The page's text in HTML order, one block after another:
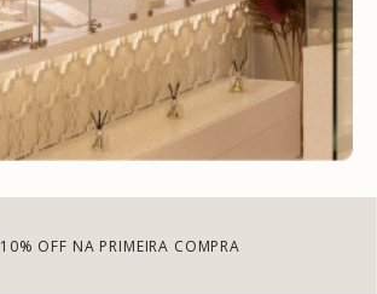
10% OFF NA PRIMEIRA COMPRA